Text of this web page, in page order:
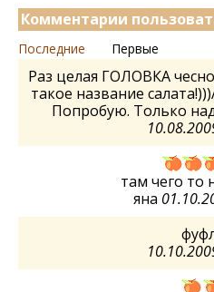
Комментарии
Последние Первые
Раз целая ГОЛОВКА
такое название
Попробую. Только
там чего то
яна